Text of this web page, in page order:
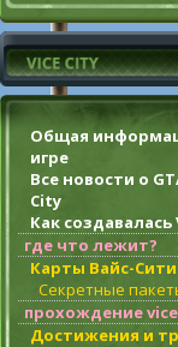
Общая
игре
Все новости о
City
Как создавалась
где что лежит?
Карты Вайс-Сити
Секретные
прохождение
Достижения и